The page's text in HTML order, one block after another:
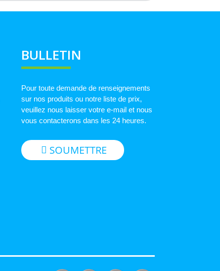
BULLETIN
Pour toute demande de renseignements
sur nos produits ou notre liste de prix,
veuillez nous laisser votre e-mail et nous
vous contacterons dans les 24 heures.
SOUMETTRE